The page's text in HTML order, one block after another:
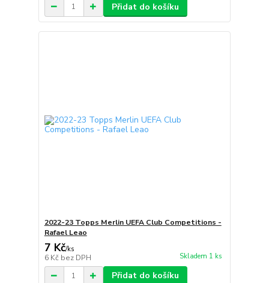
Přidat do košíku
2022-23 Topps Merlin UEFA Club Competitions -
Rafael Leao
7 Kč/ks
6 Kč bez DPH Skladem 1 ks
Přidat do košíku